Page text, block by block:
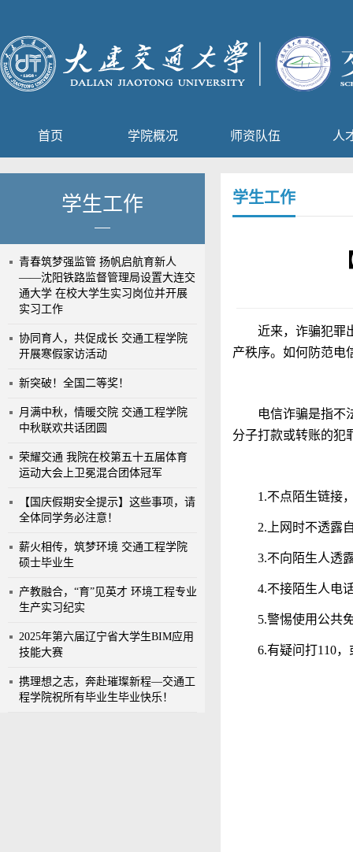
首页 学院概况 师资队伍 人
学生工作
青春筑梦强监管 扬帆启航育新人
——沈阳铁路监督管理局设置大连交
通大学 在校大学生实习岗位并开展
实习工作
协同育人，共促成长 交通工程学院
开展寒假家访活动
新突破！全国二等奖！
月满中秋，情暖交院 交通工程学院
中秋联欢共话团圆
荣耀交通 我院在校第五十五届体育
运动大会上卫冕混合团体冠军
【国庆假期安全提示】这些事项，请
全体同学务必注意！
薪火相传，筑梦环境 交通工程学院
硕士毕业生
产教融合，“育”见英才 环境工程专业
生产实习纪实
2025年第六届辽宁省大学生BIM应用
技能大赛
携理想之志，奔赴璀璨新程—交通工
程学院祝所有毕业生毕业快乐！
学生工作
近来，诈骗犯罪
产秩序。如何防范电
电信诈骗是指不
分子打款或转账的犯
1.不点陌生链接
2.上网时不透露
3.不向陌生人透
4.不接陌生人电
5.警惕使用公共
6.有疑问打110